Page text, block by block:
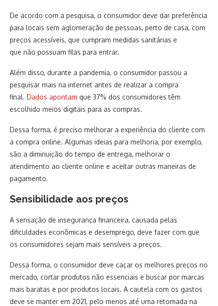
De acordo com a pesquisa, o consumidor deve dar preferência
para locais sem aglomeração de pessoas, perto de casa, com
preços acessíveis, que cumpram medidas sanitárias e
que não possuam filas para entrar.
Além disso, durante a pandemia, o consumidor passou a
pesquisar mais na internet antes de realizar a compra
final. Dados apontam que 37% dos consumidores têm
escolhido meios digitais para as compras.
Dessa forma, é preciso melhorar a experiência do cliente com
a compra online. Algumas ideias para melhoria, por exemplo,
são a diminuição do tempo de entrega, melhorar o
atendimento ao cliente online e aceitar outras maneiras de
pagamento.
Sensibilidade aos preços
A sensação de insegurança financeira, causada pelas
dificuldades econômicas e desemprego, deve fazer com que
os consumidores sejam mais sensíveis a preços.
Dessa forma, o consumidor deve caçar os melhores preços no
mercado, cortar produtos não essenciais e buscar por marcas
mais baratas e por produtos locais. A cautela com os gastos
deve se manter em 2021, pelo menos até uma retomada na